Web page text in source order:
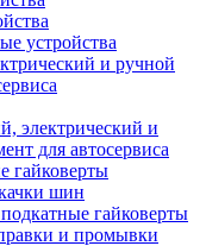
устройства
и ручной
электрический и
для автосервиса
гайковерты
шин
гайковерты
и промывки